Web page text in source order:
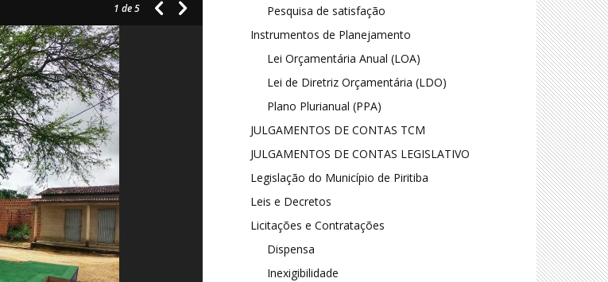
1 de 5
Pesquisa de satisfação
Instrumentos de Planejamento
Lei Orçamentária Anual (LOA)
Lei de Diretriz Orçamentária (LDO)
Plano Plurianual (PPA)
JULGAMENTOS DE CONTAS TCM
JULGAMENTOS DE CONTAS LEGISLATIVO
Legislação do Município de Piritiba
Leis e Decretos
Licitações e Contratações
Dispensa
Inexigibilidade